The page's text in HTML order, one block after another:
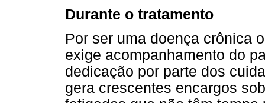
Durante o tratamento
Por ser uma doença crônica
exige acompanhamento do
dedicação por parte dos
gera crescentes encargos